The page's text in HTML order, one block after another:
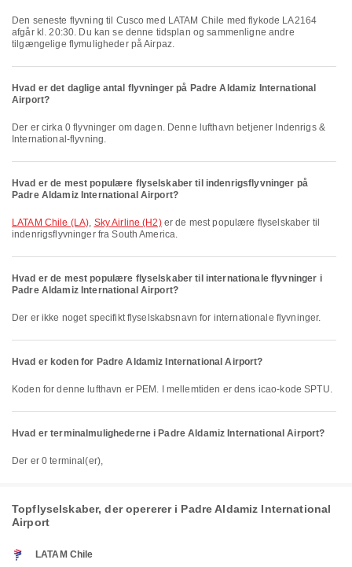
Den seneste flyvning til Cusco med LATAM Chile med flykode LA2164
afgår kl. 20:30. Du kan se denne tidsplan og sammenligne andre
tilgængelige flymuligheder på Airpaz.
Hvad er det daglige antal flyvninger på Padre Aldamiz International
Airport?
Der er cirka 0 flyvninger om dagen. Denne lufthavn betjener Indenrigs &
International-flyvning.
Hvad er de mest populære flyselskaber til indenrigsflyvninger på
Padre Aldamiz International Airport?
LATAM Chile (LA), Sky Airline (H2)er de mest populære flyselskaber til
indenrigsflyvninger fra South America.
Hvad er de mest populære flyselskaber til internationale flyvninger i
Padre Aldamiz International Airport?
Der er ikke noget specifikt flyselskabsnavn for internationale flyvninger.
Hvad er koden for Padre Aldamiz International Airport?
Koden for denne lufthavn er PEM. I mellemtiden er dens icao-kode SPTU.
Hvad er terminalmulighederne i Padre Aldamiz International Airport?
Der er 0 terminal(er),
Topflyselskaber, der opererer i Padre Aldamiz International
Airport
LATAM Chile